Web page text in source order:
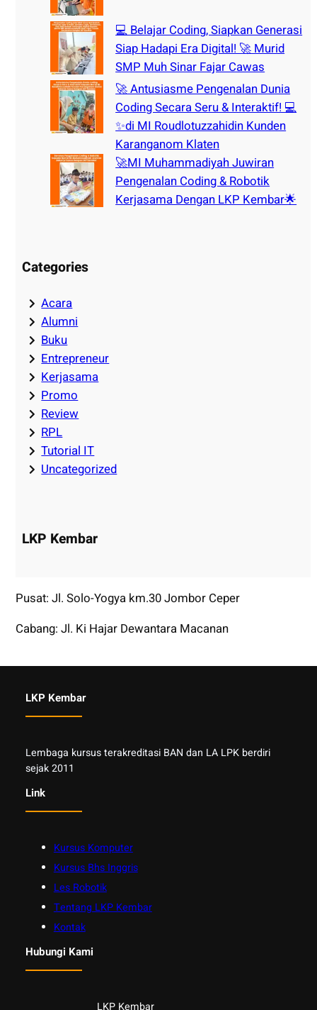
💻 Belajar Coding, Siapkan Generasi
Siap Hadapi Era Digital! 🚀 Murid
SMP Muh Sinar Fajar Cawas
🚀 Antusiasme Pengenalan Dunia
Coding Secara Seru & Interaktif! 💻
✨di MI Roudlotuzzahidin Kunden
Karanganom Klaten
🚀MI Muhammadiyah Juwiran
Pengenalan Coding & Robotik
Kerjasama Dengan LKP Kembar🌟
Categories
Acara
Alumni
Buku
Entrepreneur
Kerjasama
Promo
Review
RPL
Tutorial IT
Uncategorized
LKP Kembar
Pusat: Jl. Solo-Yogya km.30 Jombor Ceper
Cabang: Jl. Ki Hajar Dewantara Macanan
LKP Kembar
Lembaga kursus terakreditasi BAN dan LA LPK berdiri
sejak 2011
Link
Kursus Komputer
Kursus Bhs Inggris
Les Robotik
Tentang LKP Kembar
Kontak
Hubungi Kami
LKP Kembar